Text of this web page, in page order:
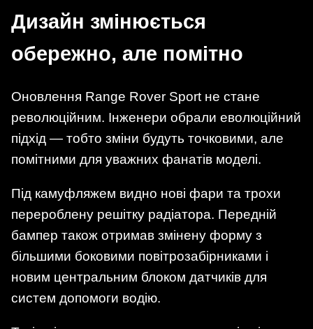
Дизайн змінюється
обережно, але помітно
Оновлення Range Rover Sport не стане
революційним. Інженери обрали еволюційний
підхід — тобто зміни будуть точковими, але
помітними для уважних фанатів моделі.
Під камуфляжем видно нові фари та трохи
перероблену решітку радіатора. Передній
бампер також отримав змінену форму з
більшими боковими повітрозабірниками і
новим центральним блоком датчиків для
систем допомоги водію.